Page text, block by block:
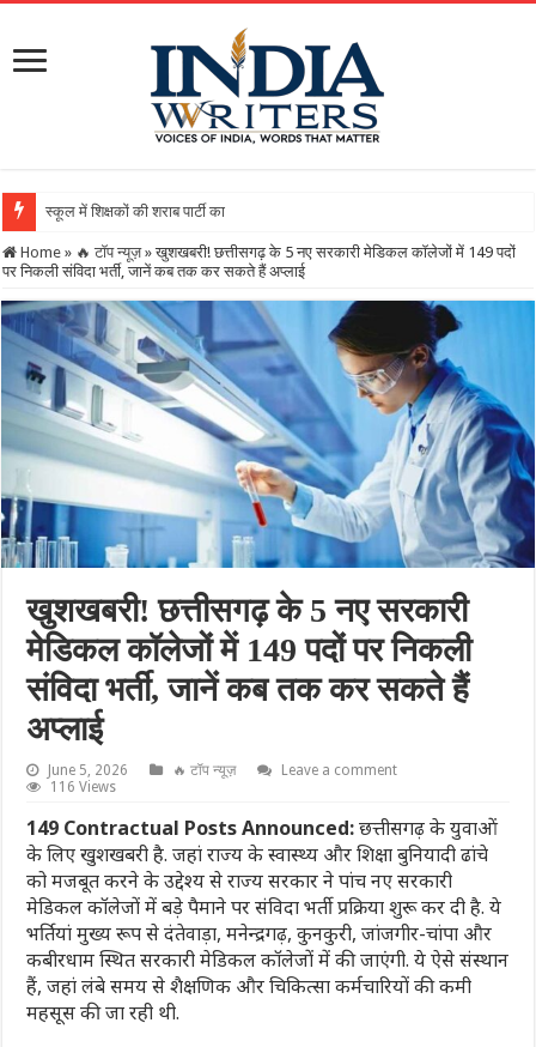
स्कूल में शिक्षकों की शराब पार्टी का वीडियो वायरल, DEO ने थमाय
Home » 🔥 टॉप न्यूज़ » खुशखबरी! छत्तीसगढ़ के 5 नए सरकारी मेडिकल कॉलेजों में 149 पदों
पर निकली संविदा भर्ती, जानें कब तक कर सकते हैं अप्लाई
खुशखबरी! छत्तीसगढ़ के 5 नए सरकारी
मेडिकल कॉलेजों में 149 पदों पर निकली
संविदा भर्ती, जानें कब तक कर सकते हैं
अप्लाई
June 5, 2026 🔥 टॉप न्यूज़
Leave a comment
116 Views
149 Contractual Posts Announced:छत्तीसगढ़ के युवाओं
के लिए खुशखबरी है. जहां राज्य के स्वास्थ्य और शिक्षा बुनियादी ढांचे
को मजबूत करने के उद्देश्य से राज्य सरकार ने पांच नए सरकारी
मेडिकल कॉलेजों में बड़े पैमाने पर संविदा भर्ती प्रक्रिया शुरू कर दी है. ये
भर्तियां मुख्य रूप से दंतेवाड़ा, मनेन्द्रगढ़, कुनकुरी, जांजगीर-चांपा और
कबीरधाम स्थित सरकारी मेडिकल कॉलेजों में की जाएंगी. ये ऐसे संस्थान
हैं, जहां लंबे समय से शैक्षणिक और चिकित्सा कर्मचारियों की कमी
महसूस की जा रही थी.